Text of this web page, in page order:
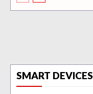
SMART DEVICES